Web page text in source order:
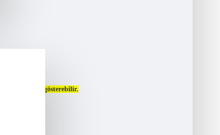
ton farklılığı gösterebilir.